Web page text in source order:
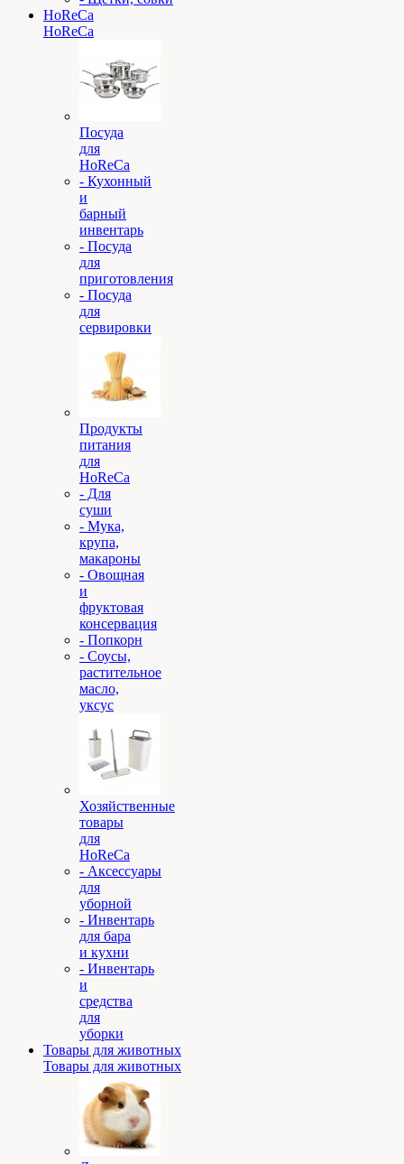
HoReCa
HoReCa
Посуда
для
HoReCa
- Кухонный
и
барный
инвентарь
- Посуда
для
приготовления
- Посуда
для
сервировки
Продукты
питания
для
HoReCa
- Для
суши
- Мука,
крупа,
макароны
- Овощная
и
фруктовая
консервация
- Попкорн
- Соусы,
растительное
масло,
уксус
Хозяйственные
товары
для
HoReCa
- Аксессуары
для
уборной
- Инвентарь
для бара
и кухни
- Инвентарь
и
средства
для
уборки
Товары для животных
Товары для животных